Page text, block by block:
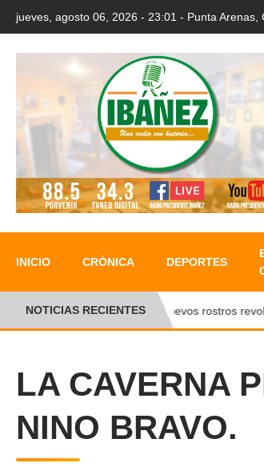
jueves, agosto 06, 2026 - 23:01 - Punta Arenas,
INICIO CRÓNICA DEPORTES
NOTICIAS RECIENTESNuevos rostros
LA CAVERNA
NINO BRAVO.